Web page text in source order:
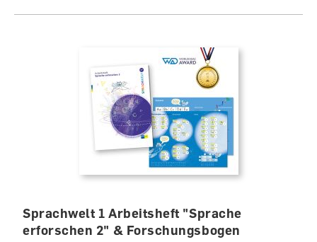
Sprachwelt 1 Arbeitsheft "Sprache
erforschen 2" & Forschungsbogen